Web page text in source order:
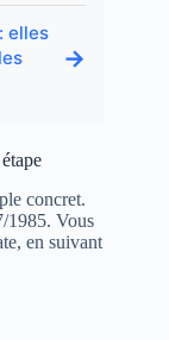
elles
→
concret.
1985. Vous
en suivant